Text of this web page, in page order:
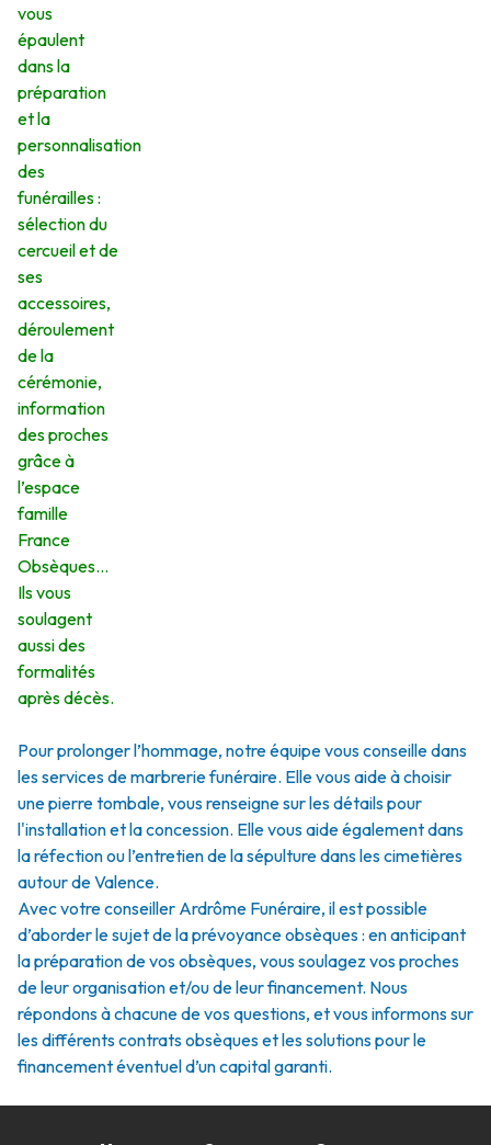
vous
épaulent
dans la
préparation
et la
personnalisation
des
funérailles :
sélection du
cercueil et de
ses
accessoires,
déroulement
de la
cérémonie,
information
des proches
grâce à
l’espace
famille
France
Obsèques…
Ils vous
soulagent
aussi des
formalités
après décès.
Pour prolonger l’hommage, notre équipe vous conseille dans
les services de marbrerie funéraire. Elle vous aide à choisir
une pierre tombale, vous renseigne sur les détails pour
l'installation et la concession. Elle vous aide également dans
la réfection ou l’entretien de la sépulture dans les cimetières
autour de Valence.
Avec votre conseiller Ardrôme Funéraire, il est possible
d’aborder le sujet de la prévoyance obsèques : en anticipant
la préparation de vos obsèques, vous soulagez vos proches
de leur organisation et/ou de leur financement. Nous
répondons à chacune de vos questions, et vous informons sur
les différents contrats obsèques et les solutions pour le
financement éventuel d’un capital garanti.